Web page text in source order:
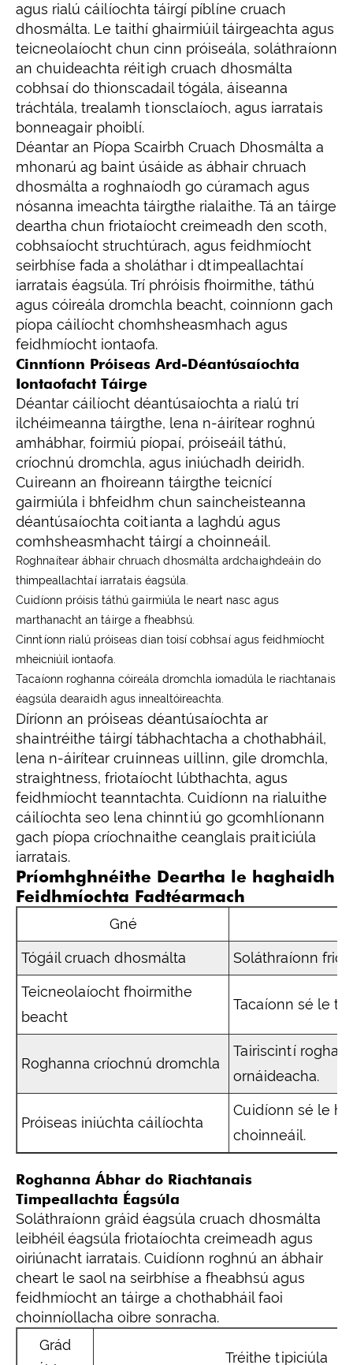
agus rialú cáilíochta táirgí píblíne cruach
dhosmálta. Le taithí ghairmiúil táirgeachta agus
teicneolaíocht chun cinn próiseála, soláthraíonn
an chuideachta réitigh cruach dhosmálta
cobhsaí do thionscadail tógála, áiseanna
tráchtála, trealamh tionsclaíoch, agus iarratais
bonneagair phoiblí.
Déantar an Píopa Scairbh Cruach Dhosmálta a
mhonarú ag baint úsáide as ábhair chruach
dhosmálta a roghnaíodh go cúramach agus
nósanna imeachta táirgthe rialaithe. Tá an táirge
deartha chun friotaíocht creimeadh den scoth,
cobhsaíocht struchtúrach, agus feidhmíocht
seirbhíse fada a sholáthar i dtimpeallachtaí
iarratais éagsúla. Trí phróisis fhoirmithe, táthú
agus cóireála dromchla beacht, coinníonn gach
píopa cáilíocht chomhsheasmhach agus
feidhmíocht iontaofa.
Cinntíonn Próiseas Ard-Déantúsaíochta
Iontaofacht Táirge
Déantar cáilíocht déantúsaíochta a rialú trí
ilchéimeanna táirgthe, lena n-áirítear roghnú
amhábhar, foirmiú píopaí, próiseáil táthú,
críochnú dromchla, agus iniúchadh deiridh.
Cuireann an fhoireann táirgthe teicnící
gairmiúla i bhfeidhm chun saincheisteanna
déantúsaíochta coitianta a laghdú agus
comhsheasmhacht táirgí a choinneáil.
Roghnaítear ábhair chruach dhosmálta ardchaighdeáin do
thimpeallachtaí iarratais éagsúla.
Cuidíonn próisis táthú gairmiúla le neart nasc agus
marthanacht an táirge a fheabhsú.
Cinntíonn rialú próiseas dian toisí cobhsaí agus feidhmíocht
mheicniúil iontaofa.
Tacaíonn roghanna cóireála dromchla iomadúla le riachtanais
éagsúla dearaidh agus innealtóireachta.
Díríonn an próiseas déantúsaíochta ar
shaintréithe táirgí tábhachtacha a chothabháil,
lena n-áirítear cruinneas uillinn, gile dromchla,
straightness, friotaíocht lúbthachta, agus
feidhmíocht teanntachta. Cuidíonn na rialuithe
cáilíochta seo lena chinntiú go gcomhlíonann
gach píopa críochnaithe ceanglais praiticiúla
iarratais.
Príomhghnéithe Deartha le haghaidh
Feidhmíochta Fadtéarmach
Gné
Tógáil cruach dhosmálta Soláthraíonn
Teicneolaíocht fhoirmithe
beacht
Tacaíonn sé le
Roghanna críochnú dromchla
Tairiscintí
ornáideacha.
Próiseas iniúchta cáilíochta
Cuidíonn sé le
choinneáil.
Roghanna Ábhar do Riachtanais
Timpeallachta Éagsúla
Soláthraíonn gráid éagsúla cruach dhosmálta
leibhéil éagsúla friotaíochta creimeadh agus
oiriúnacht iarratais. Cuidíonn roghnú an ábhair
cheart le saol na seirbhíse a fheabhsú agus
feidhmíocht an táirge a chothabháil faoi
choinníollacha oibre sonracha.
Grád
Tréithe tipiciúla